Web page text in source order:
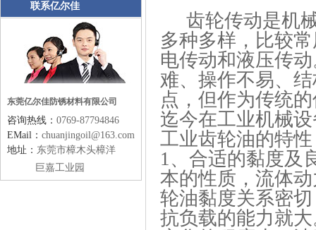
联系亿尔佳
东莞亿尔佳防锈材料有限公司
咨询热线： 0769-87794846
EMail： chuanjingoil@163.com
地址： 东莞市樟木头樟洋
巨嘉工业园
齿轮传动是机
多种多样，比较
电传动和液压传
难、操作不易、
点，但作为传统
迄今在工业机械
工业齿轮油的特性
1、 合适的黏度及
本的性质，流体
轮油黏度关系密
抗负载的能力就